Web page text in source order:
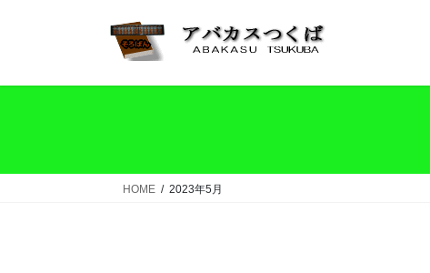
HOME 2023年5月